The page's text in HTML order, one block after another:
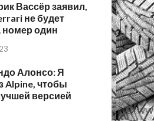
Вассёр заявил,
не будет
номер один
Алонсо: Я
Alpine, чтобы
версией